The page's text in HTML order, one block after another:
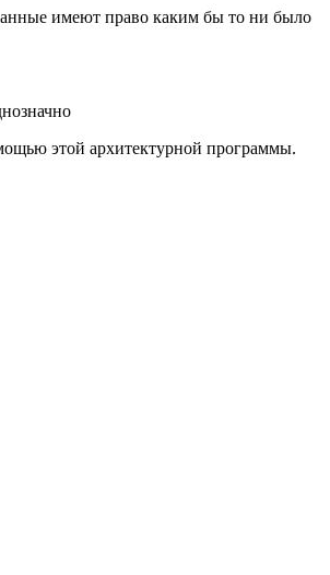
имеют право каким бы то ни было
этой архитектурной программы.